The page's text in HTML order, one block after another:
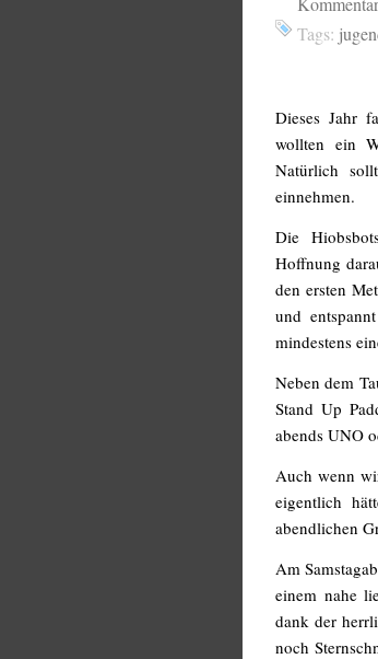
Tags:
Dieses Jahr
wollten ein
Natürlich
einnehmen.
Die
Hoffnung
den ersten
und
mindestens
Neben dem
Stand Up
abends UNO
Auch wenn
eigentlich
abendlichen
Am
einem nahe
dank der
noch